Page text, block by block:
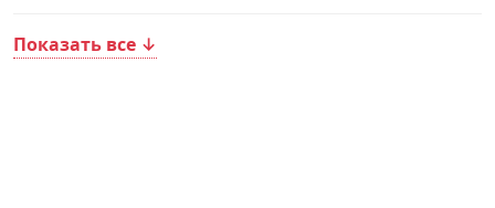
Показать все ↓